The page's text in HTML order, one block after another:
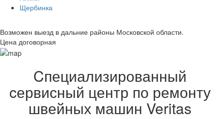
Щербинка
Возможен выезд в дальние районы Московской области.
Цена договорная
Cпециализированный
cервисный центр по ремонту
швейных машин Veritas